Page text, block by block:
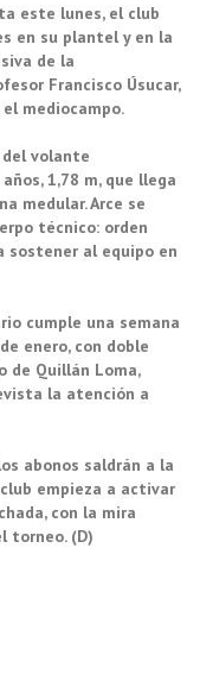
este lunes, el club
en su plantel y en la
de la
Francisco Úsucar,
mediocampo.
volante
1,78 m, que llega
medular. Arce se
técnico: orden
sostener al equipo en
cumple una semana
enero, con doble
de Quillán Loma,
la atención a
abonos saldrán a la
empieza a activar
con la mira
torneo. (D)